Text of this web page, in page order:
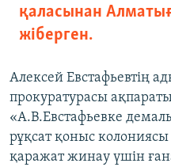
қаласынан
жіберген.
Алексей Евстафьевтің
прокуратурасы
«А.В.Евстафьевке
рұқсат қоныс колониясы
қаражат жинау үшін